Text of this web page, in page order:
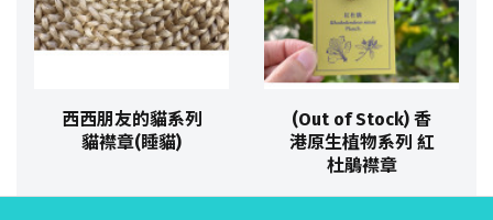
西西朋友的貓系列
貓襟章(睡貓)
(Out of Stock) 香
港原生植物系列 紅
杜鵑襟章